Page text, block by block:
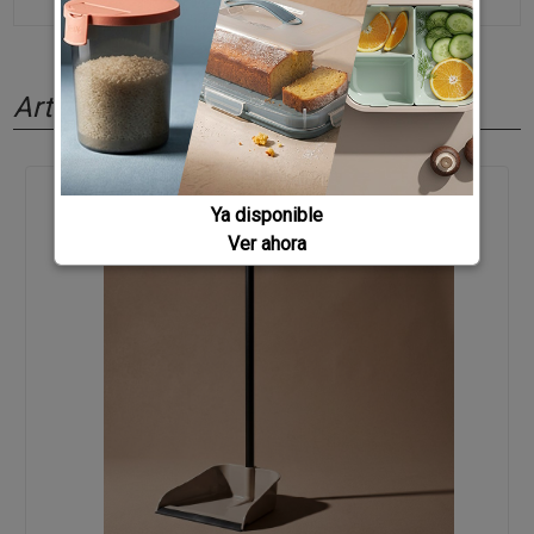
Artículos relacionados
Ya disponible
Ver ahora